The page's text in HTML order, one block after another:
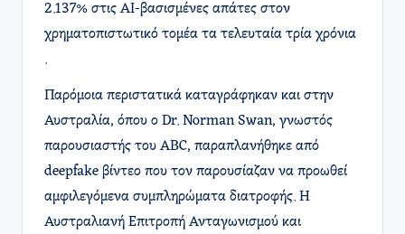
2.137% στις AI-βασισμένες απάτες στον
χρηματοπιστωτικό τομέα τα τελευταία τρία χρόνια
.
Παρόμοια περιστατικά καταγράφηκαν και στην
Αυστραλία, όπου ο Dr. Norman Swan, γνωστός
παρουσιαστής του ABC, παραπλανήθηκε από
deepfake βίντεο που τον παρουσίαζαν να προωθεί
αμφιλεγόμενα συμπληρώματα διατροφής. Η
Αυστραλιανή Επιτροπή Ανταγωνισμού και